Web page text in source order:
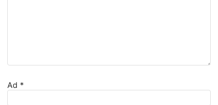
Ad *